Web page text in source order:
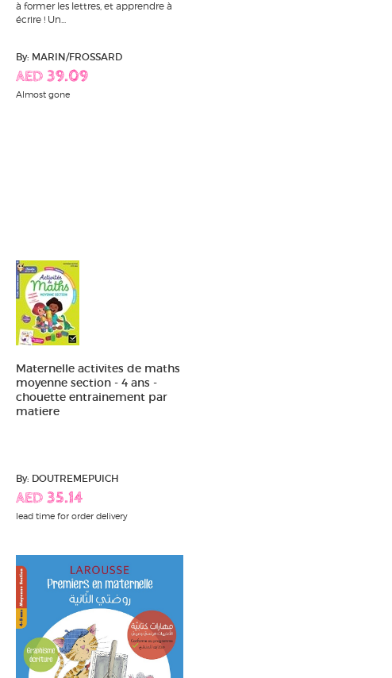
à former les lettres, et apprendre à
écrire ! Un...
By: MARIN/FROSSARD
AED 39.09
Almost gone
Maternelle activites de maths
moyenne section - 4 ans -
chouette entrainement par
matiere
By: DOUTREMEPUICH
AED 35.14
lead time for order delivery